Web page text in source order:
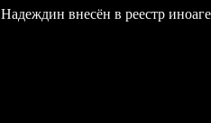
внесён в реестр